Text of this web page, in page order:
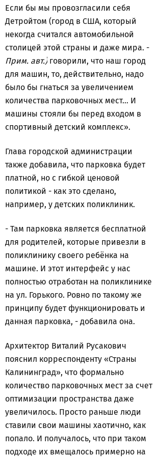
Если бы мы провозгласили себя
Детройтом (город в США, который
некогда считался автомобильной
столицей этой страны и даже мира. -
Прим. авт.) говорили, что наш город
для машин, то, действительно, надо
было бы гнаться за увеличением
количества парковочных мест… И
машины стояли бы перед входом в
спортивный детский комплекс».
Глава городской администрации
также добавила, что парковка будет
платной, но с гибкой ценовой
политикой - как это сделано,
например, у детских поликлиник.
- Там парковка является бесплатной
для родителей, которые привезли в
поликлинику своего ребёнка на
машине. И этот интерфейс у нас
полностью отработан на поликлинике
на ул. Горького. Ровно по такому же
принципу будет функционировать и
данная парковка, - добавила она.
Архитектор Виталий Русакович
пояснил корреспонденту «Страны
Калининград», что формально
количество парковочных мест за счет
оптимизации пространства даже
увеличилось. Просто раньше люди
ставили свои машины хаотично, как
попало. И получалось, что при таком
подходе их вмещалось примерно на